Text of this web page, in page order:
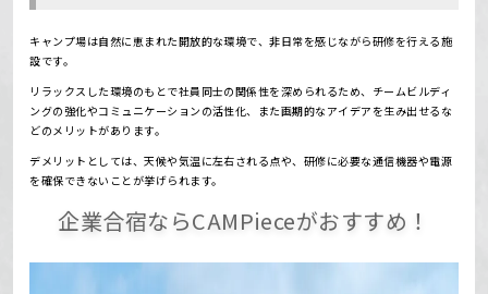
キャンプ場は自然に恵まれた開放的な環境で、非日常を感じながら研修を行える施
設です。
リラックスした環境のもとで社員同士の関係性を深められるため、チームビルディ
ングの強化やコミュニケーションの活性化、また画期的なアイデアを生み出せるな
どのメリットがあります。
デメリットとしては、天候や気温に左右される点や、研修に必要な通信機器や電源
を確保できないことが挙げられます。
企業合宿ならCAMPieceがおすすめ！